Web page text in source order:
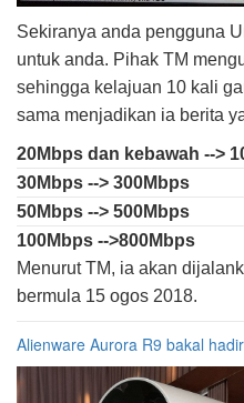
Sekiranya anda pengguna
untuk anda. Pihak TM
sehingga kelajuan 10 kali
sama menjadikan ia berita
20Mbps dan kebawah -->
30Mbps --> 300Mbps
50Mbps --> 500Mbps
100Mbps -->800Mbps
Menurut TM, ia akan
bermula 15 ogos 2018.
Alienware Aurora R9 bakal hadir